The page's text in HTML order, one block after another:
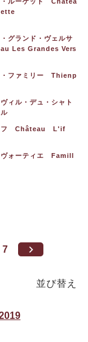
グランド・ヴェルサ
Les Grandes Vers
・ファミリー Thienp
ィル・デュ・シャト
フ Château L'if
ヴォーティエ Famill
並び替え
7